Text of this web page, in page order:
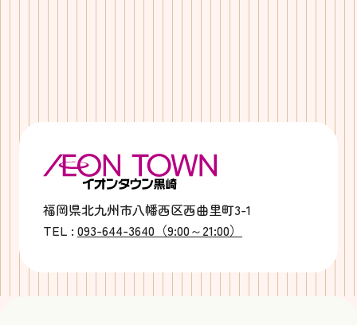
福岡県北九州市八幡西区西曲里町3-1
TEL : 093-644-3640（9:00～21:00）